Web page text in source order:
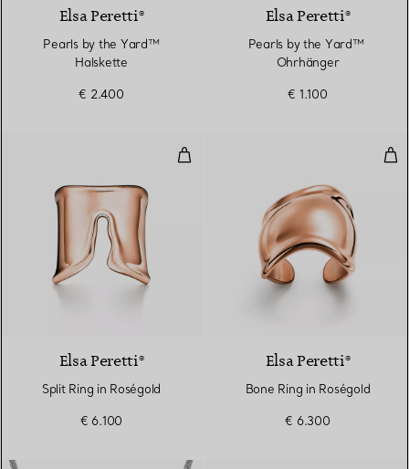
Elsa Peretti®
Pearls by the Yard™
Halskette
€ 2.400
Elsa Peretti®
Pearls by the Yard™ ​​
Ohrhänger
€ 1.100
Split Ring in Roségold
Elsa Peretti®
Split Ring in Roségold
€ 6.100
Elsa Peretti®
Bone Ring in Roségold
€ 6.300